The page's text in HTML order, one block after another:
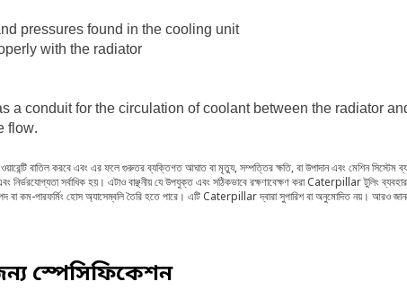
pressures found in the cooling unit
with the radiator
a conduit for the circulation of coolant between the radiator
flow.
বাতিল করবে এবং এর ফলে গুরুতর ব্যক্তিগত আঘাত বা মৃত্যু, সম্পত্তির ক্ষতি, বা উপাদান এবং মেশিন
এবং নির্ভরযোগ্যতা সর্বাধিক হয়। এটাও বাঞ্ছনীয় যে উপযুক্ত এবং সঠিকভাবে রক্ষণাবেক্ষণ করা Caterpillar
কম-পারফর্মিং হোস অ্যাসেম্বলি তৈরি হতে পারে। এটি Caterpillar দ্বারা সুপারিশ বা অনুমোদিত নয়। আরও
স্পেসিফিকেশন